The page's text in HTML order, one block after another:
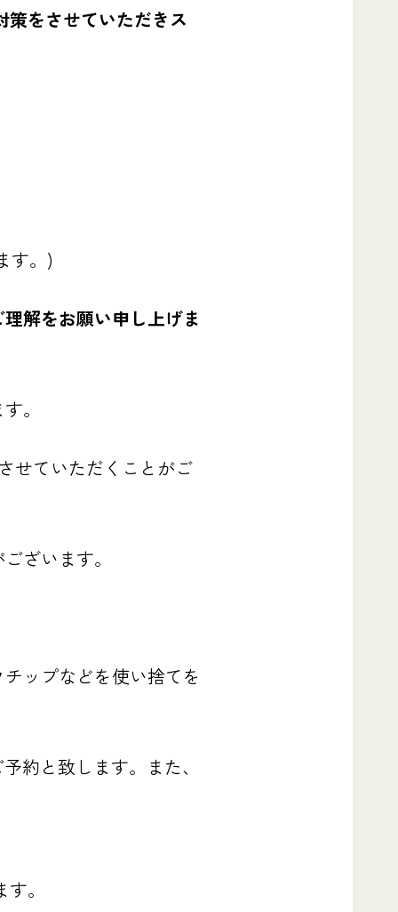
策をさせていただきス
す。)
解をお願い申し上げま
。
せていただくことがご
ざいます。
ップなどを使い捨てを
約と致します。また、
。